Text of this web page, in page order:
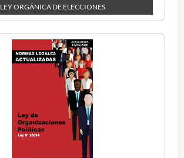
LEY ORGÁNICA DE ELECCIONES